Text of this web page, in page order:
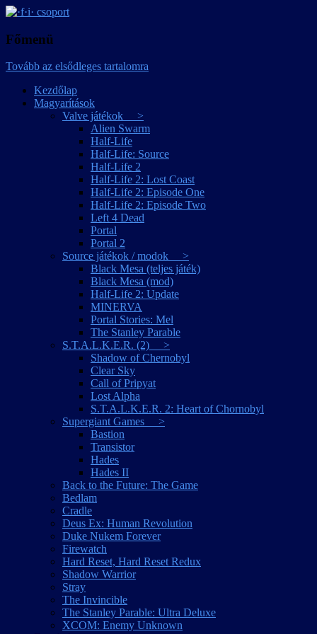
·f·i· csoport
Főmenü
Tovább az elsődleges tartalomra
Kezdőlap
Magyarítások
Valve játékok >
Alien Swarm
Half-Life
Half-Life: Source
Half-Life 2
Half-Life 2: Lost Coast
Half-Life 2: Episode One
Half-Life 2: Episode Two
Left 4 Dead
Portal
Portal 2
Source játékok / modok >
Black Mesa (teljes játék)
Black Mesa (mod)
Half-Life 2: Update
MINERVA
Portal Stories: Mel
The Stanley Parable
S.T.A.L.K.E.R. (2) >
Shadow of Chernobyl
Clear Sky
Call of Pripyat
Lost Alpha
S.T.A.L.K.E.R. 2: Heart of Chornobyl
Supergiant Games >
Bastion
Transistor
Hades
Hades II
Back to the Future: The Game
Bedlam
Cradle
Deus Ex: Human Revolution
Duke Nukem Forever
Firewatch
Hard Reset, Hard Reset Redux
Shadow Warrior
Stray
The Invincible
The Stanley Parable: Ultra Deluxe
XCOM: Enemy Unknown